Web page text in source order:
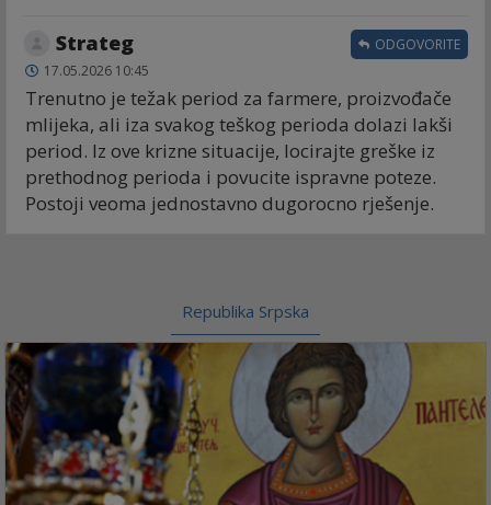
Strateg
17.05.2026 10:45
Trenutno je težak period za farmere, proizvođače
mlijeka, ali iza svakog teškog perioda dolazi lakši
period. Iz ove krizne situacije, locirajte greške iz
prethodnog perioda i povucite ispravne poteze.
Postoji veoma jednostavno dugorocno rješenje.
ODGOVORITE
Republika Srpska